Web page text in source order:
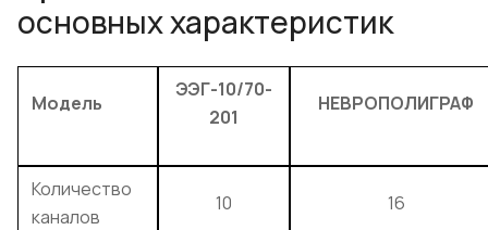
основных характеристик
Модель
ЭЭГ-10/70-
201
НЕВРОПОЛИГРАФ
Количество
каналов
10 16